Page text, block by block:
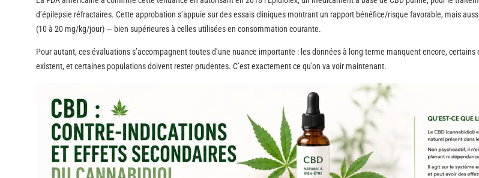
d’épilepsie réfractaires. Cette approbation s’appuie sur des essais cliniques montrant un rapport bénéfice/risque favorable, mais
(10 à 20 mg/kg/jour) — bien supérieures à celles utilisées en consommation courante.
Pour autant, ces évaluations s’accompagnent toutes d’une nuance importante : les données à long terme manquent encore,
existent, et certaines populations doivent rester prudentes. C’est exactement ce qu’on va voir maintenant.